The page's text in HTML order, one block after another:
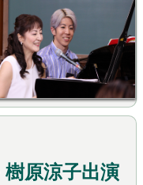
原涼子出演